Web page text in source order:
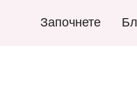
Започнете